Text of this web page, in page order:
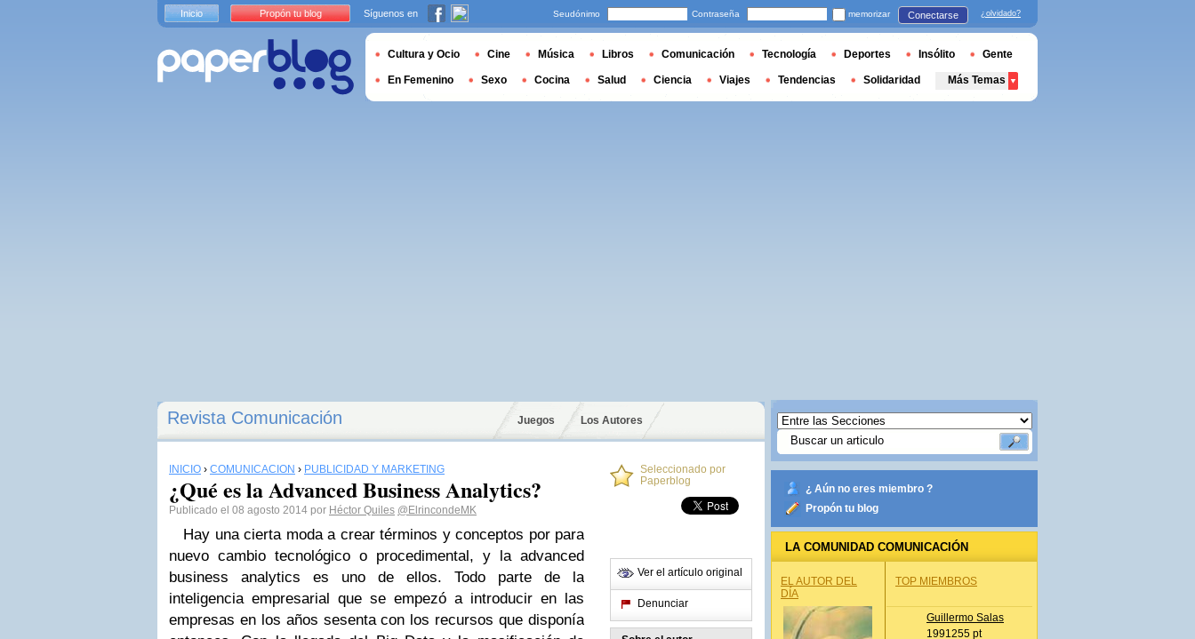
Revista Comunicación Juegos Los Autores
INICIO › COMUNICACIÓN › PUBLICIDAD Y MARKETING
¿Qué es la Advanced Business Analytics?
Publicado el 08 agosto 2014 por Héctor Quiles @ElrincondeMK
Hay una cierta moda a crear términos y conceptos por para
nuevo cambio tecnológico o procedimental, y la advanced
business analytics es uno de ellos. Todo parte de la
inteligencia empresarial que se empezó a introducir en las
empresas en los años sesenta con los recursos que disponía
Seleccionado por
Paperblog
Ver el artículo original
Denunciar
¿ Aún no eres miembro ?
Propón tu blog
LA COMUNIDAD COMUNICACIÓN
EL AUTOR DEL
DÍA
TOP MIEMBROS
Guillermo Salas
1991255 pt
Inicio Propón tu blog Síguenos en Seudónimo Contraseña memorizar Conectarse ¿olvidado?
Cultura y Ocio Cine Música Libros Comunicación Tecnología Deportes Insólito Gente
En Femenino Sexo Cocina Salud Ciencia Viajes Tendencias Solidaridad Más Temas